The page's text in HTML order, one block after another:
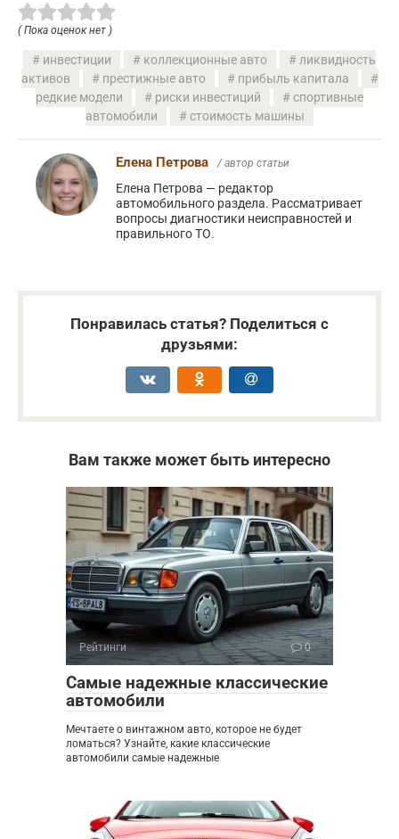
( Пока оценок нет )
инвестиции коллекционные авто
ликвидность
активов
престижные авто
прибыль капитала
редкие модели
риски инвестиций
спортивные
автомобили
стоимость машины
Елена Петрова / автор статьи
Елена Петрова — редактор
автомобильного раздела. Рассматривает
вопросы диагностики неисправностей и
правильного ТО.
Понравилась статья? Поделиться с
друзьями:
Вам также может быть интересно
Рейтинги 0
Самые надежные классические
автомобили
Мечтаете о винтажном авто, которое не будет
ломаться? Узнайте, какие классические
автомобили самые надежные